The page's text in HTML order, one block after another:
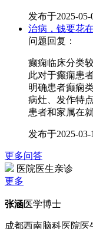
发布于2025-
治病，钱要花
问题回复：
癫痫临床分类
此对于癫痫患
明确患者癫痫
病灶、发作特
患者和家属在
发布于2025-
更多问答
医院医生亲诊
更多
张涵医学博士
成都西南脑科医院医